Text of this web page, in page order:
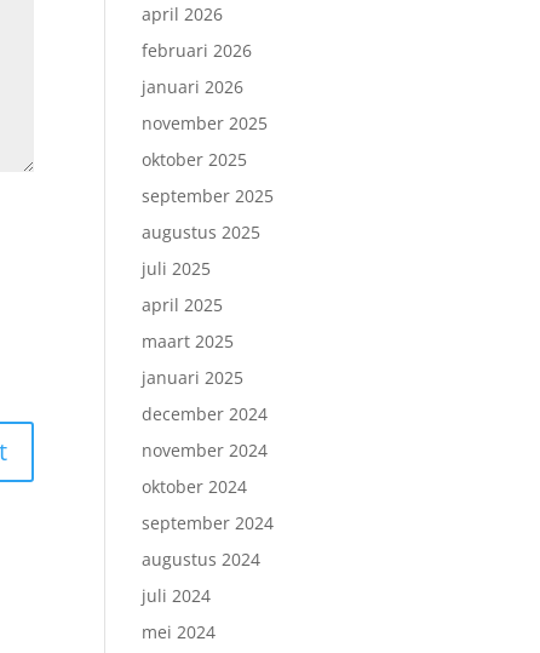
april 2026
februari 2026
januari 2026
november 2025
oktober 2025
september 2025
augustus 2025
juli 2025
april 2025
maart 2025
januari 2025
december 2024
november 2024
oktober 2024
september 2024
augustus 2024
juli 2024
mei 2024